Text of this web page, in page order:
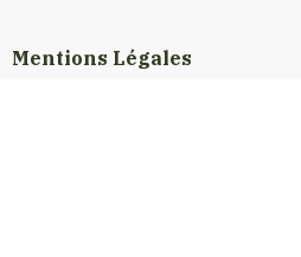
Mentions Légales